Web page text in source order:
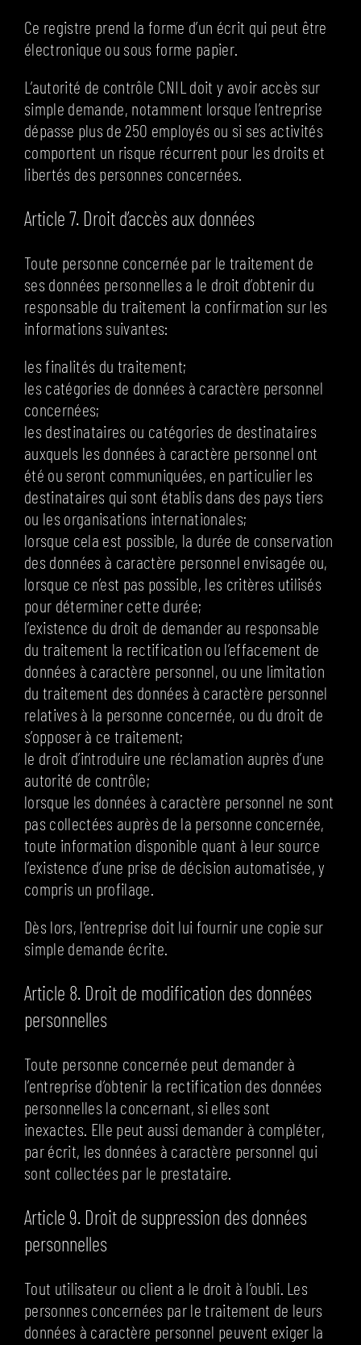
Ce registre prend la forme d’un écrit qui peut être
électronique ou sous forme papier.
L’autorité de contrôle CNIL doit y avoir accès sur
simple demande, notamment lorsque l’entreprise
dépasse plus de 250 employés ou si ses activités
comportent un risque récurrent pour les droits et
libertés des personnes concernées.
Article 7. Droit d’accès aux données
Toute personne concernée par le traitement de
ses données personnelles a le droit d’obtenir du
responsable du traitement la confirmation sur les
informations suivantes:
les finalités du traitement;
les catégories de données à caractère personnel
concernées;
les destinataires ou catégories de destinataires
auxquels les données à caractère personnel ont
été ou seront communiquées, en particulier les
destinataires qui sont établis dans des pays tiers
ou les organisations internationales;
lorsque cela est possible, la durée de conservation
des données à caractère personnel envisagée ou,
lorsque ce n’est pas possible, les critères utilisés
pour déterminer cette durée;
l’existence du droit de demander au responsable
du traitement la rectification ou l’effacement de
données à caractère personnel, ou une limitation
du traitement des données à caractère personnel
relatives à la personne concernée, ou du droit de
s’opposer à ce traitement;
le droit d’introduire une réclamation auprès d’une
autorité de contrôle;
lorsque les données à caractère personnel ne sont
pas collectées auprès de la personne concernée,
toute information disponible quant à leur source
l’existence d’une prise de décision automatisée, y
compris un profilage.
Dès lors, l’entreprise doit lui fournir une copie sur
simple demande écrite.
Article 8. Droit de modification des données
personnelles
Toute personne concernée peut demander à
l’entreprise d’obtenir la rectification des données
personnelles la concernant, si elles sont
inexactes. Elle peut aussi demander à compléter,
par écrit, les données à caractère personnel qui
sont collectées par le prestataire.
Article 9. Droit de suppression des données
personnelles
Tout utilisateur ou client a le droit à l’oubli. Les
personnes concernées par le traitement de leurs
données à caractère personnel peuvent exiger la